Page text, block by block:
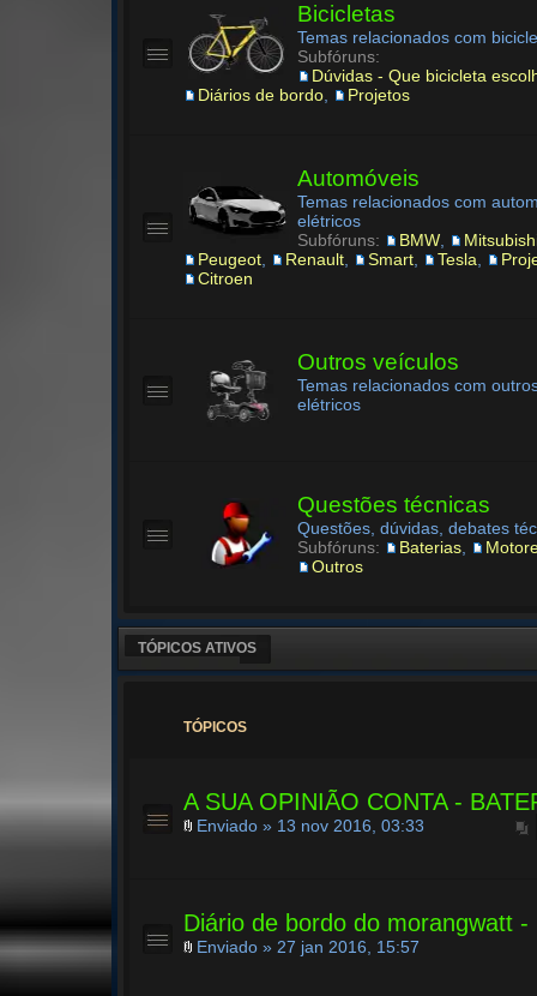
Bicicletas
Temas relacionados com
Subfóruns:
Dúvidas - Que bicicleta
Diários de bordo, Projetos
Automóveis
Temas relacionados com
elétricos
Subfóruns:
BMW,
Peugeot, Renault, Smart, Tesla,
Citroen
Outros veículos
Temas relacionados com
elétricos
Questões técnicas
Questões, dúvidas, debates
Subfóruns:
Baterias
Outros
TÓPICOS ATIVOS
TÓPICOS
A SUA OPINIÃO CONTA -
Enviado » 13 nov 2016, 03:33
Diário de bordo do morangwatt -
Enviado » 27 jan 2016, 15:57